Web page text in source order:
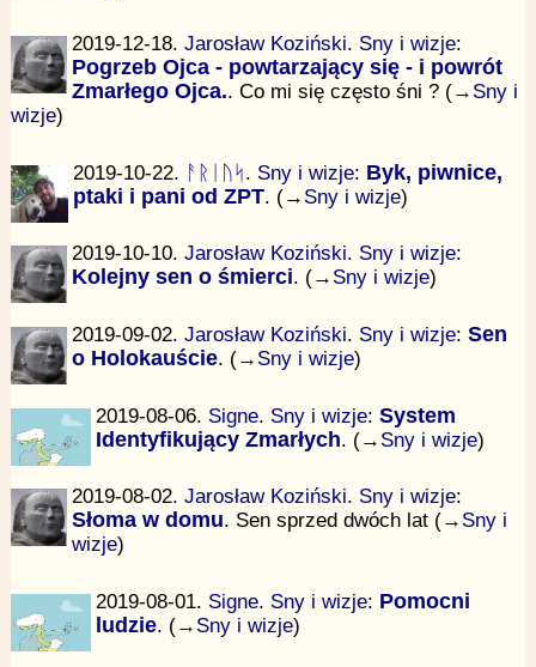
2019-12-18. Jarosław Koziński. Sny i wizje:
Pogrzeb Ojca - powtarzający się - i powrót
Zmarłego Ojca.. Co mi się często śni ? (→ Sny i
wizje)
2019-10-22. ᚨᚱᛁᚢᛋ. Sny i wizje: Byk, piwnice,
ptaki i pani od ZPT. (→ Sny i wizje)
2019-10-10. Jarosław Koziński. Sny i wizje:
Kolejny sen o śmierci. (→ Sny i wizje)
2019-09-02. Jarosław Koziński. Sny i wizje: Sen
o Holokauście. (→ Sny i wizje)
2019-08-06. Signe. Sny i wizje:System
Identyfikujący Zmarłych. (→ Sny i wizje)
2019-08-02. Jarosław Koziński. Sny i wizje:
Słoma w domu. Sen sprzed dwóch lat (→ Sny i
wizje)
2019-08-01. Signe. Sny i wizje: Pomocni
ludzie. (→ Sny i wizje)